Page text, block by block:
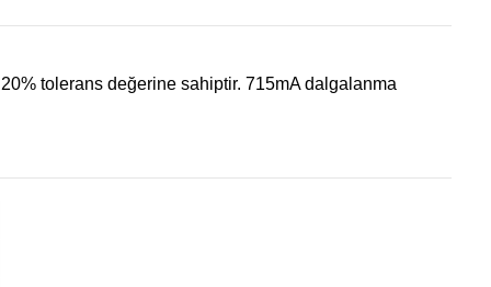
20% tolerans değerine sahiptir. 715mA dalgalanma